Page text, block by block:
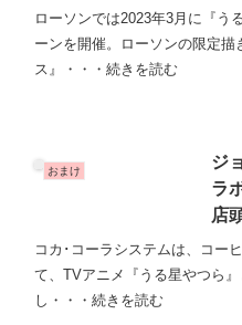
グ
ローソンでは2023年3月に『う
ーンを開催。ローソンの限定描
ス』・・・続きを読む
おまけ
ジ
ラ
店
諸
店
コカ･コーラシステムは、コー
て、TVアニメ『うる星やつら
し・・・続きを読む